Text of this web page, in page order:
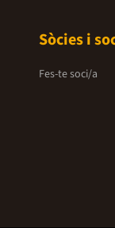
Sòcies i
Fes-te soci/a